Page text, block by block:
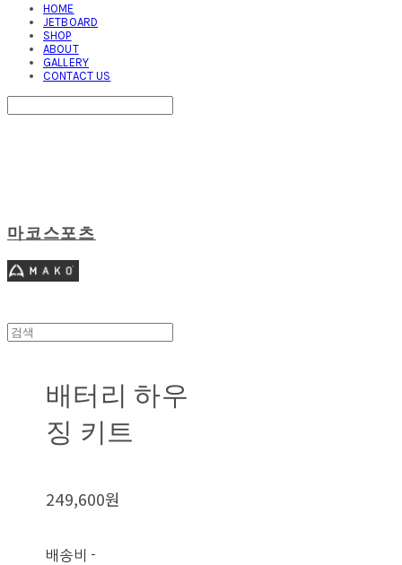
HOME
JETBOARD
SHOP
ABOUT
GALLERY
CONTACT US
마코스포츠
배터리 하우
징 키트
249,600원
배송비 -